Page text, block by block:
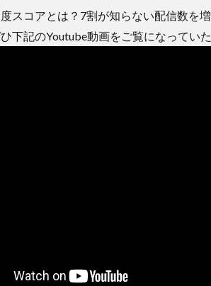
スコアとは？7割が知らない配信数を
下記のYoutube動画をご覧になってい